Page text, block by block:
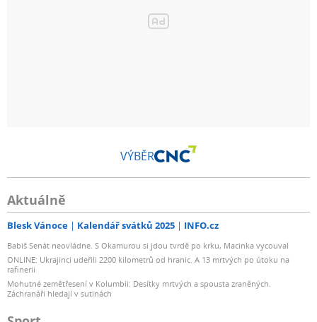
VÝBĚR
Aktuálně
Blesk Vánoce Kalendář svátků 2025 INFO.cz
Babiš Senát neovládne. S Okamurou si jdou tvrdě po krku, Macinka vycouval
ONLINE: Ukrajinci udeřili 2200 kilometrů od hranic. A 13 mrtvých po útoku na
rafinerii
Mohutné zemětřesení v Kolumbii: Desítky mrtvých a spousta zraněných.
Záchranáři hledají v sutinách